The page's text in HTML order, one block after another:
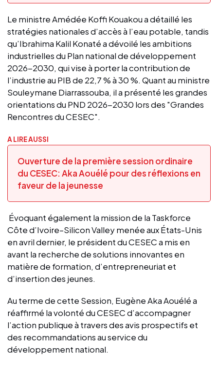
Le ministre Amédée Koffi Kouakou a détaillé les
stratégies nationales d’accès à l’eau potable, tandis
qu’Ibrahima Kalil Konaté a dévoilé les ambitions
industrielles du Plan national de développement
2026-2030, qui vise à porter la contribution de
l’industrie au PIB de 22,7 % à 30 %. Quant au ministre
Souleymane Diarrassouba, il a présenté les grandes
orientations du PND 2026-2030 lors des "Grandes
Rencontres du CESEC".
A LIRE AUSSI
Ouverture de la première session ordinaire
du CESEC: Aka Aouélé pour des réflexions en
faveur de la jeunesse
Évoquant également la mission de la Taskforce
Côte d’Ivoire–Silicon Valley menée aux États-Unis
en avril dernier, le président du CESEC a mis en
avant la recherche de solutions innovantes en
matière de formation, d’entrepreneuriat et
d’insertion des jeunes.
Au terme de cette Session, Eugène Aka Aouélé a
réaffirmé la volonté du CESEC d’accompagner
l’action publique à travers des avis prospectifs et
des recommandations au service du
développement national.